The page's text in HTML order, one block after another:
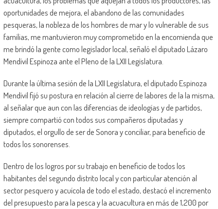
oportunidades de mejora, el abandono de las comunidades
pesqueras, la nobleza de los hombres de mar y lo vulnerable de sus
familias, me mantuvieron muy comprometido en la encomienda que
me brindó la gente como legislador local, señaló el diputado Lázaro
Mendívil Espinoza ante el Pleno de la LXII Legislatura.
Durante la última sesión de la LXII Legislatura, el diputado Espinoza
Mendívil fijó su postura en relación al cierre de labores de la la misma,
al señalar que aun con las diferencias de ideologías y de partidos,
siempre compartió con todos sus compañeros diputadas y
diputados, el orgullo de ser de Sonora y conciliar, para beneficio de
todos los sonorenses.
Dentro de los logros por su trabajo en beneficio de todos los
habitantes del segundo distrito local y con particular atención al
sector pesquero y acuícola de todo el estado, destacó el incremento
del presupuesto para la pesca y la acuacultura en más de 1,200 por